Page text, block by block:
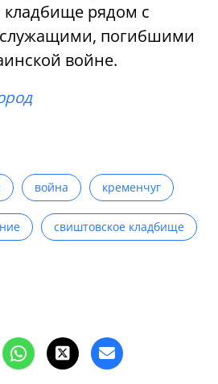
рядом с
погибшими
войне.
война кременчуг
свиштовское кладбище